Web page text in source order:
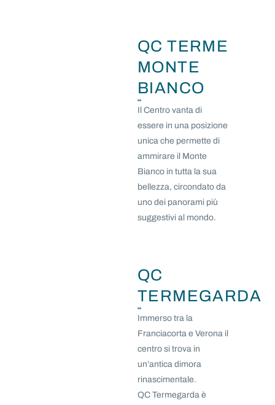
QC TERME
MONTE
BIANCO
Il Centro vanta di
essere in una posizione
unica che permette di
ammirare il Monte
Bianco in tutta la sua
bellezza, circondato da
uno dei panorami più
suggestivi al mondo.
QC
TERMEGARDA
Immerso tra la
Franciacorta e Verona il
centro si trova in
un’antica dimora
rinascimentale.
QC Termegarda è